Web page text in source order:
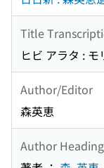
Title
ヒビ アラタ :
Author/Editor
森英恵
Author Heading